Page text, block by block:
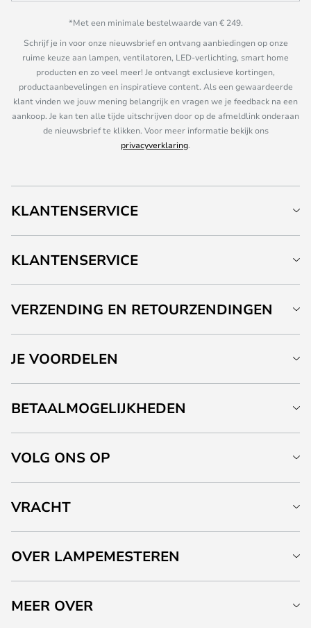
*Met een minimale bestelwaarde van € 249.
Schrijf je in voor onze nieuwsbrief en ontvang aanbiedingen op onze
ruime keuze aan lampen, ventilatoren, LED-verlichting, smart home
producten en zo veel meer! Je ontvangt exclusieve kortingen,
productaanbevelingen en inspiratieve content. Als een gewaardeerde
klant vinden we jouw mening belangrijk en vragen we je feedback na een
aankoop. Je kan ten alle tijde uitschrijven door op de afmeldlink onderaan
de nieuwsbrief te klikken. Voor meer informatie bekijk ons
privacyverklaring.
KLANTENSERVICE
KLANTENSERVICE
VERZENDING EN RETOURZENDINGEN
JE VOORDELEN
BETAALMOGELIJKHEDEN
VOLG ONS OP
VRACHT
OVER LAMPEMESTEREN
MEER OVER